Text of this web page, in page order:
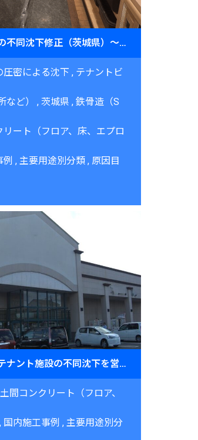
郊外型飲食店舗の不同沈下修正（茨城県）～営業継続下での夜間施工～
圧密による沈下 テナントビ
など） 茨城県 鉄骨造（S
リート（フロア、床、エプロ
主要用途別分類 原因目
岐阜県｜郊外型テナント施設の不同沈下を営業継続のままJOG工法で修正
土間コンクリート（フロア、
国内施工事例 主要用途別分